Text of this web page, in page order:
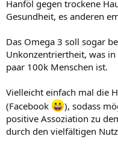
Hanföl gegen trockene
Gesundheit, es anderen
Das Omega 3 soll sogar
Unkonzentriertheit, was
paar 100k Menschen ist.
Vielleicht einfach mal die
(Facebook
), sodass
positive Assoziation zu
durch den vielfältigen